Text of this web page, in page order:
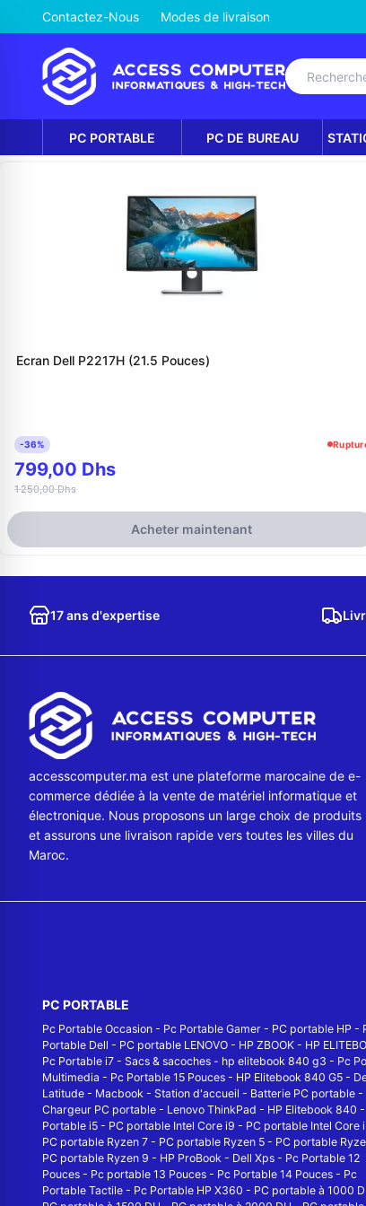
Contactez-Nous Modes de livraison
PC PORTABLE PC DE BUREAU
Ecran Dell P2217H (21.5 Pouces)
-36%
799,00 Dhs
1 250,00 Dhs
Acheter maintenant
17 ans d'expertise
accesscomputer.ma est une plateforme marocaine de e-
commerce dédiée à la vente de matériel informatique et
électronique. Nous proposons un large choix de produits
et assurons une livraison rapide vers toutes les villes du
Maroc.
PC PORTABLE
Pc Portable Occasion - Pc Portable Gamer - PC portable HP -
Portable Dell - PC portable LENOVO - HP ZBOOK - HP
Pc Portable i7 - Sacs & sacoches - hp elitebook 840 g3 - Pc
Multimedia - Pc Portable 15 Pouces - HP Elitebook 840 G5 -
Latitude - Macbook - Station d'accueil - Batterie PC portable -
Chargeur PC portable - Lenovo ThinkPad - HP Elitebook 840 -
Portable i5 - PC portable Intel Core i9 - PC portable Intel Core
PC portable Ryzen 7 - PC portable Ryzen 5 - PC portable
PC portable Ryzen 9 - HP ProBook - Dell Xps - Pc Portable 12
Pouces - Pc portable 13 Pouces - Pc Portable 14 Pouces - Pc
Portable Tactile - Pc Portable HP X360 - PC portable à 1000